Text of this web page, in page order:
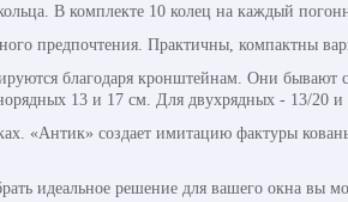
В комплекте 10 колец на каждый
предпочтения. Практичны, компактны
благодаря кронштейнам. Они
13 и 17 см. Для двухрядных - 13/20 и
«Антик» создает имитацию фактуры
идеальное решение для вашего окна вы